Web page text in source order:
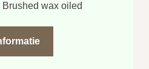
Brushed wax oiled